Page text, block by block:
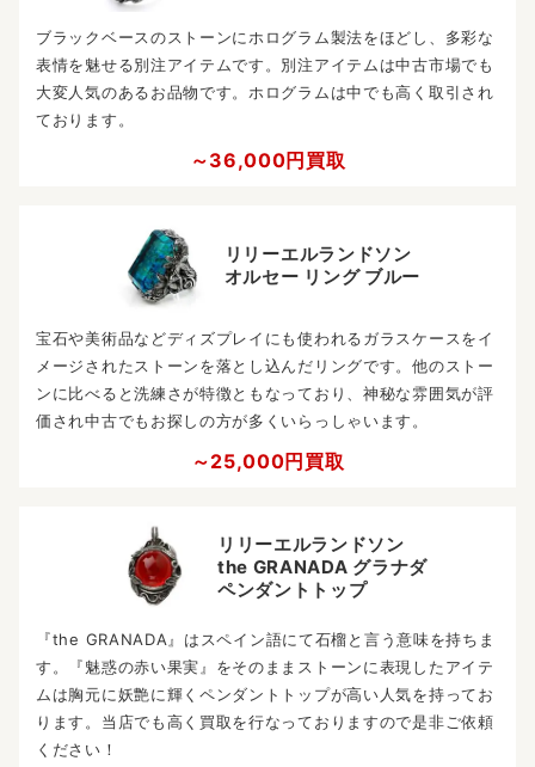
ブラックベースのストーンにホログラム製法をほどし、多彩な
表情を魅せる別注アイテムです。別注アイテムは中古市場でも
大変人気のあるお品物です。ホログラムは中でも高く取引され
ております。
～36,000円買取
リリーエルランドソン
オルセー リング ブルー
宝石や美術品などディズプレイにも使われるガラスケースをイ
メージされたストーンを落とし込んだリングです。他のストー
ンに比べると洗練さが特徴ともなっており、神秘な雰囲気が評
価され中古でもお探しの方が多くいらっしゃいます。
～25,000円買取
リリーエルランドソン
the GRANADA グラナダ
ペンダントトップ
『the GRANADA』はスペイン語にて石榴と言う意味を持ちま
す。『魅惑の赤い果実』をそのままストーンに表現したアイテ
ムは胸元に妖艶に輝くペンダントトップが高い人気を持ってお
ります。当店でも高く買取を行なっておりますので是非ご依頼
ください！